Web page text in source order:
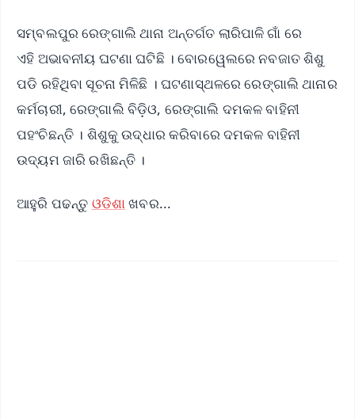
ସମ୍ବଲପୁର ରେଙ୍ଗାଲି ଥାନା ଅନ୍ତର୍ଗତ ଲାରିପାଳି ଗାଁ ରେ
ଏହି ଅଭାବନୀୟ ଘଟଣା ଘଟିଛି । ବୋରୱେଲରେ ନବଜାତ ଶିଶୁ
ପଡି ରହିଥିବା ସୂଚନା ମିଳିଛି । ଘଟଣାସ୍ଥଳରେ ରେଙ୍ଗାଲି ଥାନାର
କର୍ମଚାରୀ, ରେଙ୍ଗାଲି ବିଡ଼ିଓ, ରେଙ୍ଗାଲି ଦମକଳ ବାହିନୀ
ପହଂଚିଛନ୍ତି । ଶିଶୁକୁ ଉଦ୍ଧାର କରିବାରେ ଦମକଳ ବାହିନୀ
ଉଦ୍ୟମ ଜାରି ରଖିଛନ୍ତି ।
ଆହୁରି ପଢନ୍ତୁ ଓଡିଶା ଖବର...